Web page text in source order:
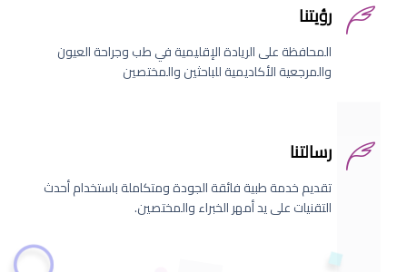
رؤيتنا
المحافظة على الريادة الإقليمية في طب وجراحة العيون
والمرجعية الأكاديمية للباحثين والمختصين
رسالتنا
تقديم خدمة طبية فائقة الجودة ومتكاملة باستخدام أحدث
التقنيات على يد أمهر الخبراء والمختصين.